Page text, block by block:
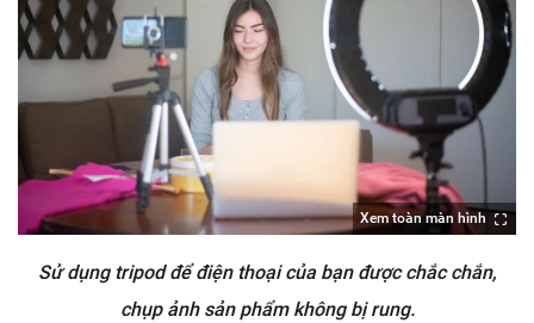
Xem toàn màn hình
Sử dụng tripod để điện thoại của bạn được chắc chắn,
chụp ảnh sản phẩm không bị rung.